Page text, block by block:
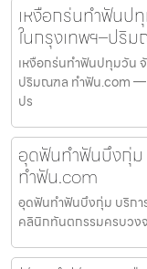
เหงือกร่นทำฟันป
ในกรุงเทพฯ–ปริ
เหงือกร่นทำฟันปทุมวัน
ปริมณฑล ทำฟัน.com —
ปร
อุดฟันทำฟันบึงกุ่ม
ทำฟัน.com
อุดฟันทำฟันบึงกุ่ม บริกา
คลินิกทันตกรรมครบวง